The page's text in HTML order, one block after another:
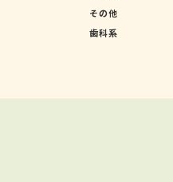
その他
歯科系